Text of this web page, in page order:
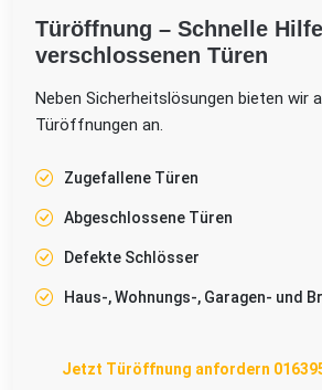
Türöffnung – Schnelle
verschlossenen Türen
Neben Sicherheitslösungen bieten wir
Türöffnungen an.
Zugefallene Türen
Abgeschlossene Türen
Defekte Schlösser
Haus-, Wohnungs-, Garagen- und
Jetzt Türöffnung anfordern